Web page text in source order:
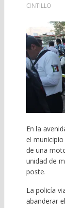
CINTILLO
En la
el
de una
unidad de
poste.
La policía
abanderar